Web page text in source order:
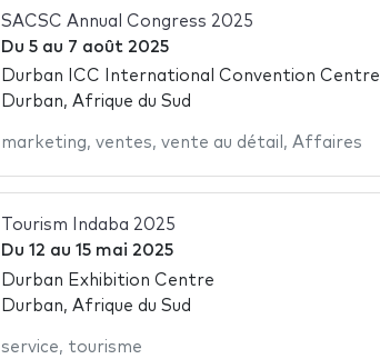
SACSC Annual Congress 2025
Du 5au 7 août 2025
Durban ICC International Convention Centre
Durban, Afrique du Sud
marketing, ventes, vente au détail , Affaires
Tourism Indaba 2025
Du 12 au 15 mai 2025
Durban Exhibition Centre
Durban, Afrique du Sud
service, tourisme